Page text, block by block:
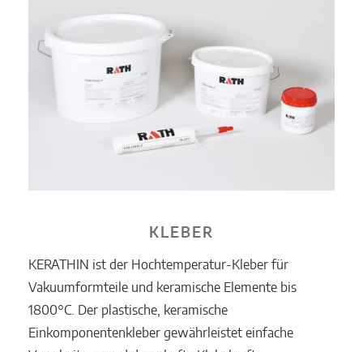
KLEBER
KERATHIN ist der Hochtemperatur-Kleber für
Vakuumformteile und keramische Elemente bis
1800°C. Der plastische, keramische
Einkomponentenkleber gewährleistet einfache